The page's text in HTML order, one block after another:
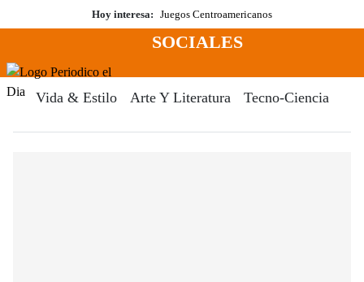
al
Hoy interesa: Juegos Centroamericanos
Menú
SOCIALES
Vida & Estilo Arte Y Literatura Tecno-Ciencia